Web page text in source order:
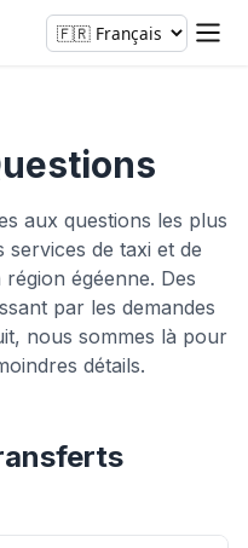
aux questions les plus
de taxi et de
égéenne. Des
par les demandes
nous sommes là pour
détails.